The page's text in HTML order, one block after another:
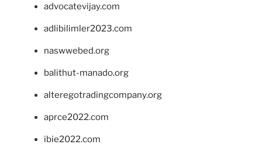
advocatevijay.com
adlibilimler2023.com
naswwebed.org
balithut-manado.org
alteregotradingcompany.org
aprce2022.com
ibie2022.com